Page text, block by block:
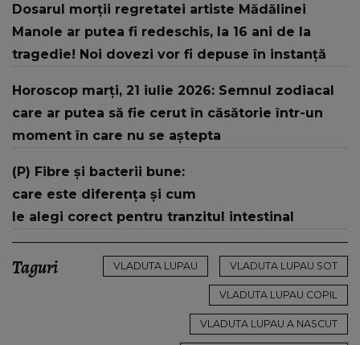
Dosarul morții regretatei artiste Mădălinei
Manole ar putea fi redeschis, la 16 ani de la
tragedie! Noi dovezi vor fi depuse în instanță
Horoscop marți, 21 iulie 2026: Semnul zodiacal
care ar putea să fie cerut în căsătorie într-un
moment în care nu se aștepta
(P) Fibre și bacterii bune:
care este diferența și cum
le alegi corect pentru tranzitul intestinal
Taguri VLADUTA LUPAU VLADUTA LUPAU SOT
VLADUTA LUPAU COPIL
VLADUTA LUPAU A NASCUT